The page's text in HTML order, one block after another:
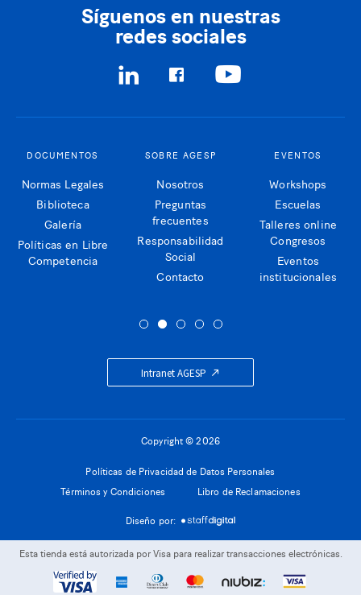
Síguenos en nuestras
redes sociales
DOCUMENTOS
Normas Legales
Biblioteca
Galería
Políticas en Libre
Competencia
SOBRE AGESP
Nosotros
Preguntas
frecuentes
Responsabilidad
Social
Contacto
EVENTOS
Workshops
Escuelas
Talleres online
Congresos
Eventos
institucionales
Intranet AGESP
Copyright © 2026
Políticas de Privacidad de Datos Personales
Términos y Condiciones
Libro de Reclamaciones
Diseño por:
Esta tienda está autorizada por Visa para realizar transacciones electrónicas.